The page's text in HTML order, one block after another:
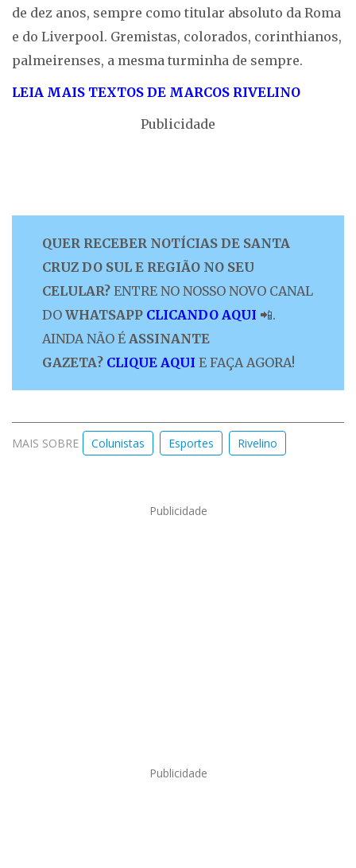
de dez anos, sempre como titular absoluto da Roma
e do Liverpool. Gremistas, colorados, corinthianos,
palmeirenses, a mesma turminha de sempre.
LEIA MAIS TEXTOS DE MARCOS RIVELINO
Publicidade
QUER RECEBER NOTÍCIAS DE SANTA
CRUZ DO SUL E REGIÃO NO SEU
CELULAR? ENTRE NO NOSSO NOVO CANAL
DO WHATSAPP CLICANDO AQUI 📲.
AINDA NÃO É ASSINANTE
GAZETA? CLIQUE AQUI E FAÇA AGORA!
MAIS SOBRE Colunistas Esportes Rivelino
Publicidade
Publicidade